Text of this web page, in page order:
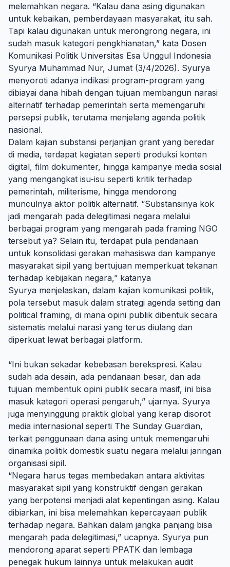
melemahkan negara. “Kalau dana asing digunakan
untuk kebaikan, pemberdayaan masyarakat, itu sah.
Tapi kalau digunakan untuk merongrong negara, ini
sudah masuk kategori pengkhianatan,” kata Dosen
Komunikasi Politik Universitas Esa Unggul Indonesia
Syurya Muhammad Nur, Jumat (3/4/2026). Syurya
menyoroti adanya indikasi program-program yang
dibiayai dana hibah dengan tujuan membangun narasi
alternatif terhadap pemerintah serta memengaruhi
persepsi publik, terutama menjelang agenda politik
nasional.
Dalam kajian substansi perjanjian grant yang beredar
di media, terdapat kegiatan seperti produksi konten
digital, film dokumenter, hingga kampanye media sosial
yang mengangkat isu-isu seperti kritik terhadap
pemerintah, militerisme, hingga mendorong
munculnya aktor politik alternatif. “Substansinya kok
jadi mengarah pada delegitimasi negara melalui
berbagai program yang mengarah pada framing NGO
tersebut ya? Selain itu, terdapat pula pendanaan
untuk konsolidasi gerakan mahasiswa dan kampanye
masyarakat sipil yang bertujuan memperkuat tekanan
terhadap kebijakan negara,” katanya
Syurya menjelaskan, dalam kajian komunikasi politik,
pola tersebut masuk dalam strategi agenda setting dan
political framing, di mana opini publik dibentuk secara
sistematis melalui narasi yang terus diulang dan
diperkuat lewat berbagai platform.
“Ini bukan sekadar kebebasan berekspresi. Kalau
sudah ada desain, ada pendanaan besar, dan ada
tujuan membentuk opini publik secara masif, ini bisa
masuk kategori operasi pengaruh,” ujarnya. Syurya
juga menyinggung praktik global yang kerap disorot
media internasional seperti The Sunday Guardian,
terkait penggunaan dana asing untuk memengaruhi
dinamika politik domestik suatu negara melalui jaringan
organisasi sipil.
“Negara harus tegas membedakan antara aktivitas
masyarakat sipil yang konstruktif dengan gerakan
yang berpotensi menjadi alat kepentingan asing. Kalau
dibiarkan, ini bisa melemahkan kepercayaan publik
terhadap negara. Bahkan dalam jangka panjang bisa
mengarah pada delegitimasi,” ucapnya. Syurya pun
mendorong aparat seperti PPATK dan lembaga
penegak hukum lainnya untuk melakukan audit